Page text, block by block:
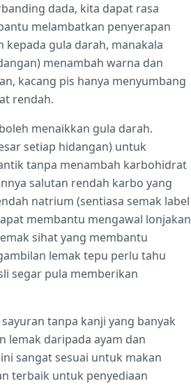
dada, kita dapat rasa
melambatkan penyerapan
gula darah, manakala
menambah warna dan
kacang pis hanya menyumbang
rendah.
menaikkan gula darah.
setiap hidangan) untuk
tanpa menambah karbohidrat
salutan rendah karbo yang
natrium (sentiasa semak label
membantu mengawal lonjakan
sihat yang membantu
lemak tepu perlu tahu
segar pula memberikan
tanpa kanji yang banyak
lemak daripada ayam dan
sangat sesuai untuk makan
terbaik untuk penyediaan